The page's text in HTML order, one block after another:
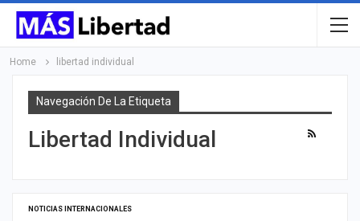
Home libertad individual
Navegación De La Etiqueta
Libertad Individual
NOTICIAS INTERNACIONALES